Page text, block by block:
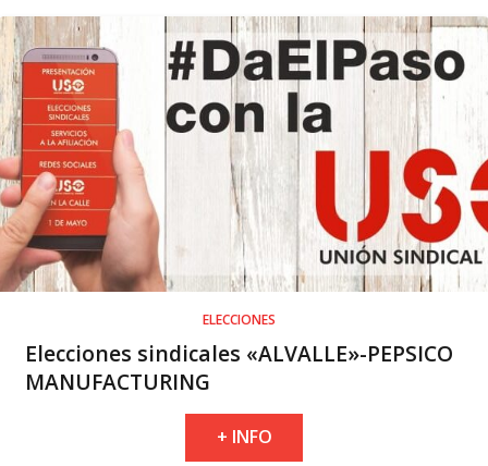
ELECCIONES
Elecciones sindicales «ALVALLE»-PEPSICO
MANUFACTURING
+ INFO